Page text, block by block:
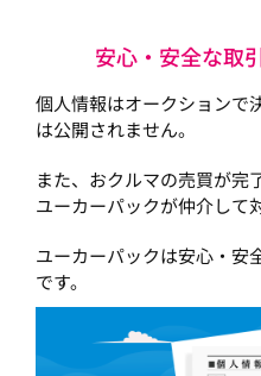
安心・安全な取
個人情報はオークションで
は公開されません。
また、おクルマの売買が完
ユーカーパックが仲介して
ユーカーパックは安心・安
です。